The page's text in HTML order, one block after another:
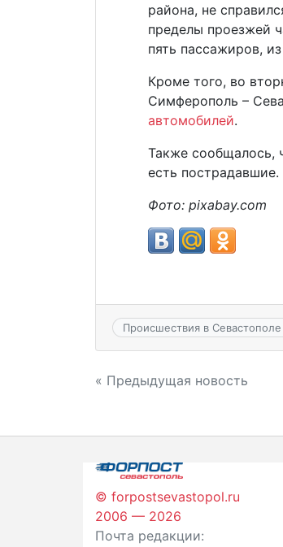
района, не
пределы проезжей
пять пассажиров,
Кроме того, во
Симферополь –
автомобилей.
Также сообщалось,
есть пострадавшие.
Фото: pixabay.com
Происшествия в
Навигация
записям
« Предыдущая новость
© forpostsevastopol.ru
2006 — 2026
Почта редакции: